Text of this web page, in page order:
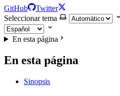
GitHub
Twitter
Seleccionar tema
En esta página
En esta página
Sinopsis